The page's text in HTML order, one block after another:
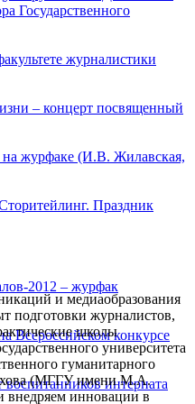
Государственного
журналистики
– концерт посвященный
на журфаке (И.В. Жилавская,
Праздник
2012 – журфак
Всероссийском конкурсе
интерната
и медиаобразования
подготовки журналистов,
школы
университета
гуманитарного
(МГГУ имени М.А.
инновации в